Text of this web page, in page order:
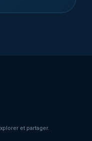
et partager.